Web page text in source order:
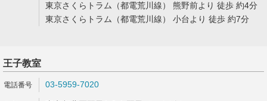
東京さくらトラム（都電荒川線） 熊野前より 徒歩 約4分
東京さくらトラム（都電荒川線） 小台より 徒歩 約7分
王子教室
03-5959-7020